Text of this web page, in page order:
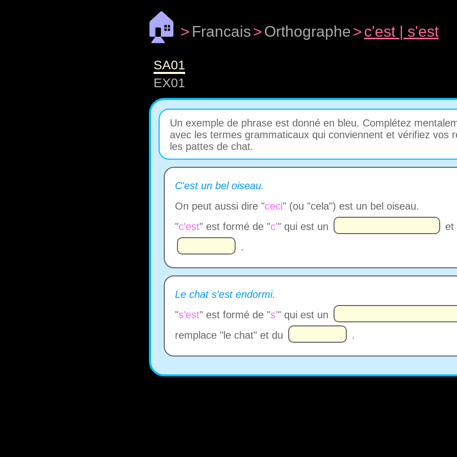
🏠 > Francais> Orthographe> c'est | s'est
SA01
EX01
Un exemple de phrase est donné en bleu. Complétez
avec les termes grammaticaux qui conviennent et vérifiez vos
les pattes de chat.
C'est un bel oiseau.
On peut aussi dire "ceci" (ou "cela") est un bel oiseau.
"c'est" est formé de "c'" qui est un
et
.
Le chat s'est endormi.
"s'est" est formé de "s'" qui est un
remplace "le chat" et du
.